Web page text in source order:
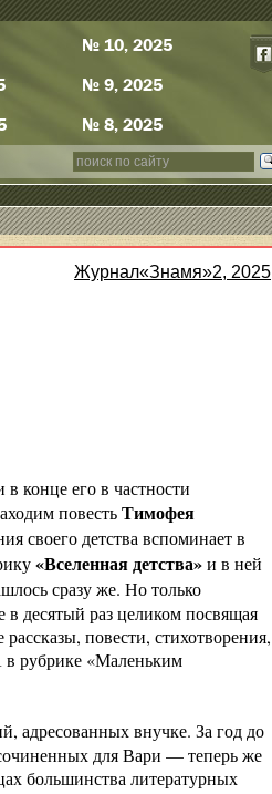
№ 10, 2025
№ 9, 2025
№ 8, 2025
Журнал«Знамя»2, 2025
конце его в частности
повестьТимофея
своего детства вспоминает в
«Вселенная детства»и в ней
сразу же. Но только
десятый раз целиком посвящая
повести, стихотворения,
в рубрике «Маленьким
адресованных внучке. За год до
для Вари — теперь же
большинства литературных